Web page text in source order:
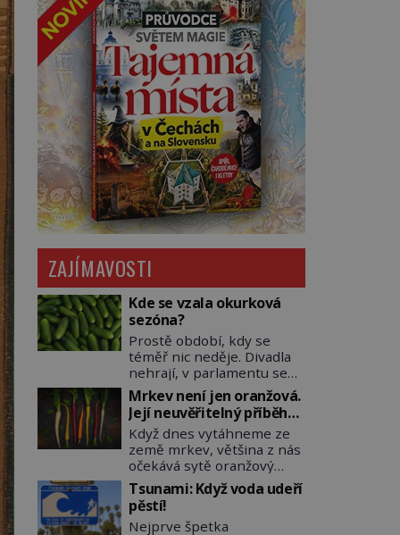
ZAJÍMAVOSTI
Kde se vzala okurková
sezóna?
Prostě období, kdy se
téměř nic neděje. Divadla
nehrají, v parlamentu se
nehlasuje, všichni jsou na
dovolené a média tak
nemají o čem mluvit a psát.
A vymýšlejí si proto
témata, které nikoho
nezajímají. Proč je však ona
letní doba spojovaná
zrovna s okurkami?
Okurkovou sezónu známe
Mrkev není jen oranžová.
Její neuvěřitelný příběh
začíná fialovou barvou
Když dnes vytáhneme ze
země mrkev, většina z nás
očekává sytě oranžový
kořen. Jenže po většinu
své historie je mrkev
všechno možné, jen ne
oranžová. Je fialová, žlutá,
Tsunami: Když voda udeří
pěstí!
Nejprve špetka